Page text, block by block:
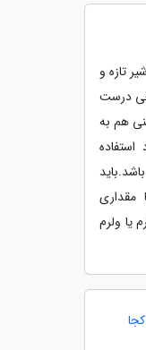
تازه و
درست
هم به
مقداری
یا ولرم